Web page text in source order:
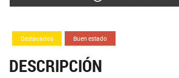
Destacados Buen estado
DESCRIPCIÓN